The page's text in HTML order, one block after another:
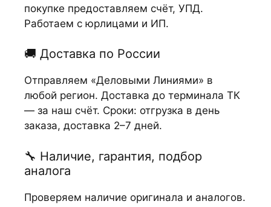
покупке предоставляем счёт, УПД.
Работаем с юрлицами и ИП.
🚚 Доставка по России
Отправляем «Деловыми Линиями» в
любой регион. Доставка до терминала ТК
— за наш счёт. Сроки: отгрузка в день
заказа, доставка 2–7 дней.
🔧 Наличие, гарантия, подбор
аналога
Проверяем наличие оригинала и аналогов.